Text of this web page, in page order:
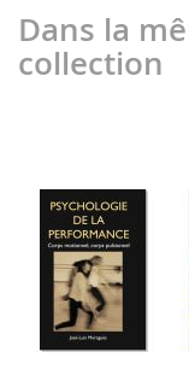
Dans la
collection